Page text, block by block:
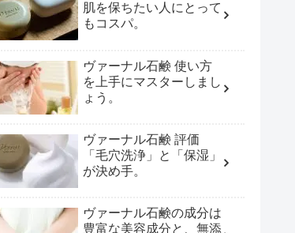
肌を保ちたい人にとって
もコスパ。
ヴァーナル石鹸 使い方
を上手にマスターしまし
ょう。
ヴァーナル石鹸 評価
「毛穴洗浄」と「保湿」
が決め手。
ヴァーナル石鹸の成分は
豊富な美容成分と、無添